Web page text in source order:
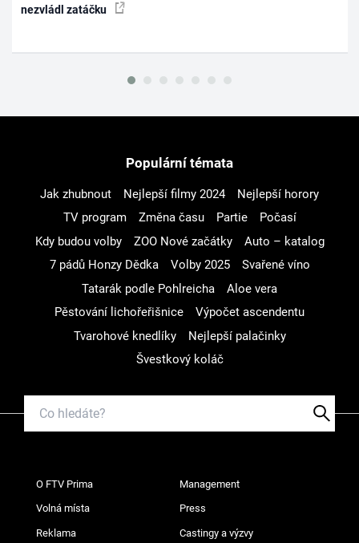
nezvládl zatáčku
Populární témata
Jak zhubnout Nejlepší filmy 2024
Nejlepší horory
TV program
Změna času Partie
Počasí
Kdy budou volby
ZOO Nové začátky
Auto – katalog
7 pádů Honzy Dědka
Volby 2025
Svařené víno
Tatarák podle Pohlreicha
Aloe vera
Pěstování lichořeřišnice
Výpočet ascendentu
Tvarohové knedlíky
Nejlepší palačinky
Švestkový koláč
O FTV Prima Management
Volná místa Press
Reklama Castingy a výzvy